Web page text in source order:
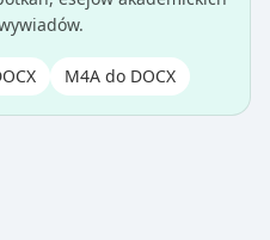
M4A do DOCX